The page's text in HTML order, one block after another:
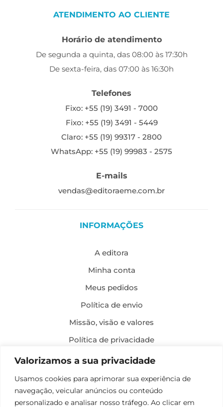
Valorizamos a sua privacidade
Usamos cookies para aprimorar sua experiência de
navegação, veicular anúncios ou conteúdo
personalizado e analisar nosso tráfego. Ao clicar em
ATENDIMENTO AO CLIENTE
Horário de atendimento
De segunda a quinta, das 08:00 às 17:30h
De sexta-feira, das 07:00 às 16:30h
Telefones
Fixo: +55 (19) 3491 - 7000
Fixo: +55 (19) 3491 - 5449
Claro: +55 (19) 99317 - 2800
WhatsApp: +55 (19) 99983 - 2575
E-mails
vendas@editoraeme.com.br
INFORMAÇÕES
A editora
Minha conta
Meus pedidos
Política de envio
Missão, visão e valores
Política de privacidade
Formas de pagamento
Política de troca e devolução
Desenvolvimento: